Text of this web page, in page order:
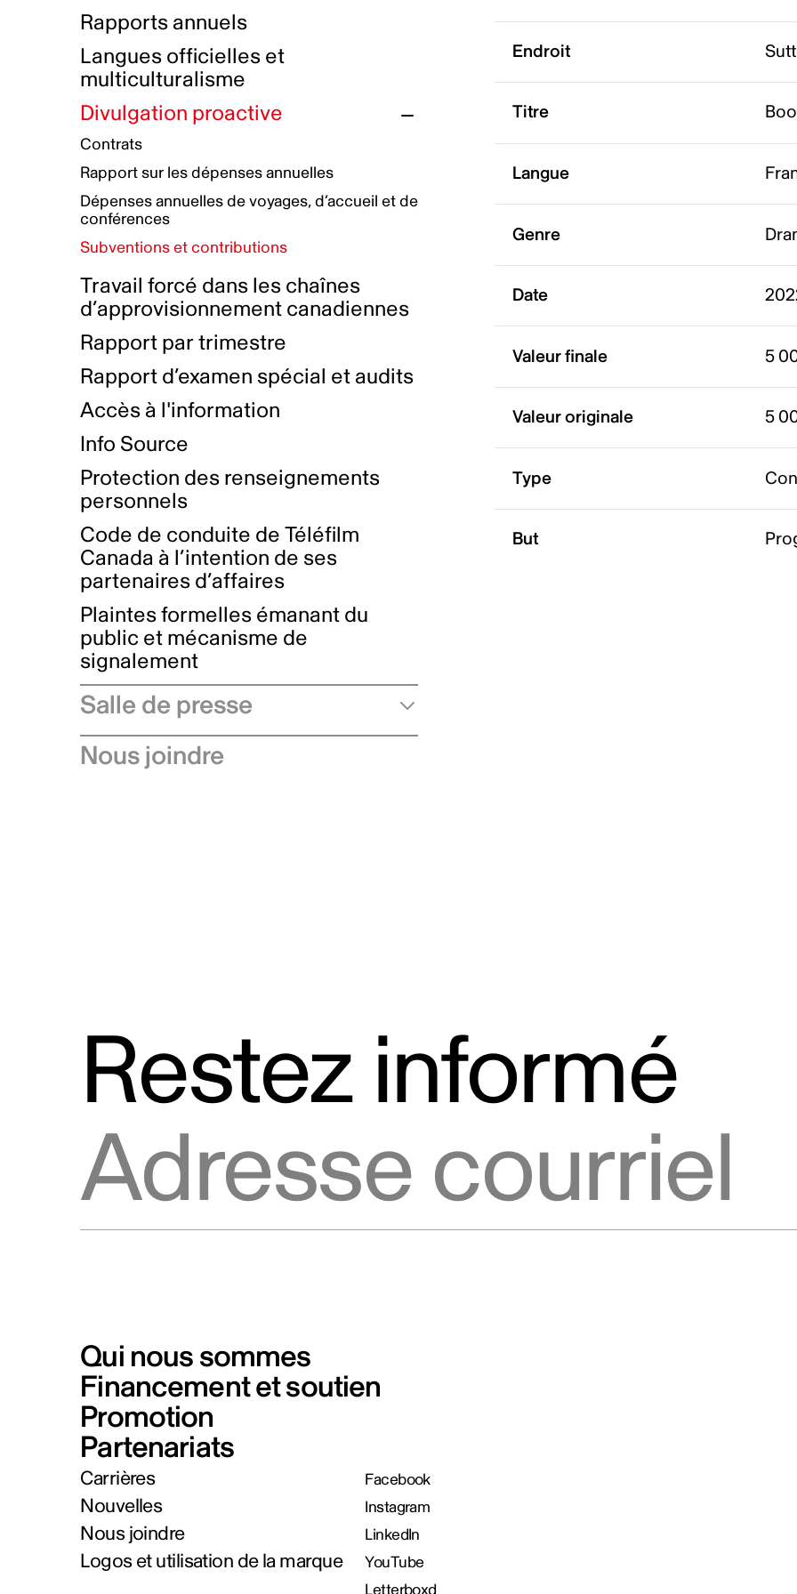
Initiatives autochtones
Plan de réconciliation autochtone
Groupe de travail autochtone
Principes directeurs sur le
harcèlement
Plan d’action pour la parité
Plan d'équité, de diversité,
d'inclusion et d'accessibilité
Boîte à outils pour le récit authentique
Collecte de données et l’auto-identification
Plan d'accessibilité
Rémunération et avantages
Prix et certifications
Nos valeurs d’entreprise
Rapports annuels
Langues officielles et
multiculturalisme
Divulgation proactive
Contrats
Rapport sur les dépenses annuelles
Dépenses annuelles de voyages, d’accueil et de
conférences
Subventions et contributions
Travail forcé dans les chaînes
d’approvisionnement canadiennes
Rapport par trimestre
Rapport d’examen spécial et audits
Accès à l'information
Info Source
Protection des renseignements
personnels
Code de conduite de Téléfilm
Canada à l’intention de ses
partenaires d’affaires
Plaintes formelles émanant du
public et mécanisme de
signalement
Salle de presse
Communiqués de presse
Nous joindre
Endroit
Titre
Langue
Genre
Date
Valeur finale 5
Valeur originale 5
Type
But
Restez informé
Qui nous sommes
Financement et soutien
Promotion
Partenariats
Carrières
Nouvelles
Nous joindre
Logos et utilisation de la marque
Facebook
Instagram
LinkedIn
YouTube
Letterboxd